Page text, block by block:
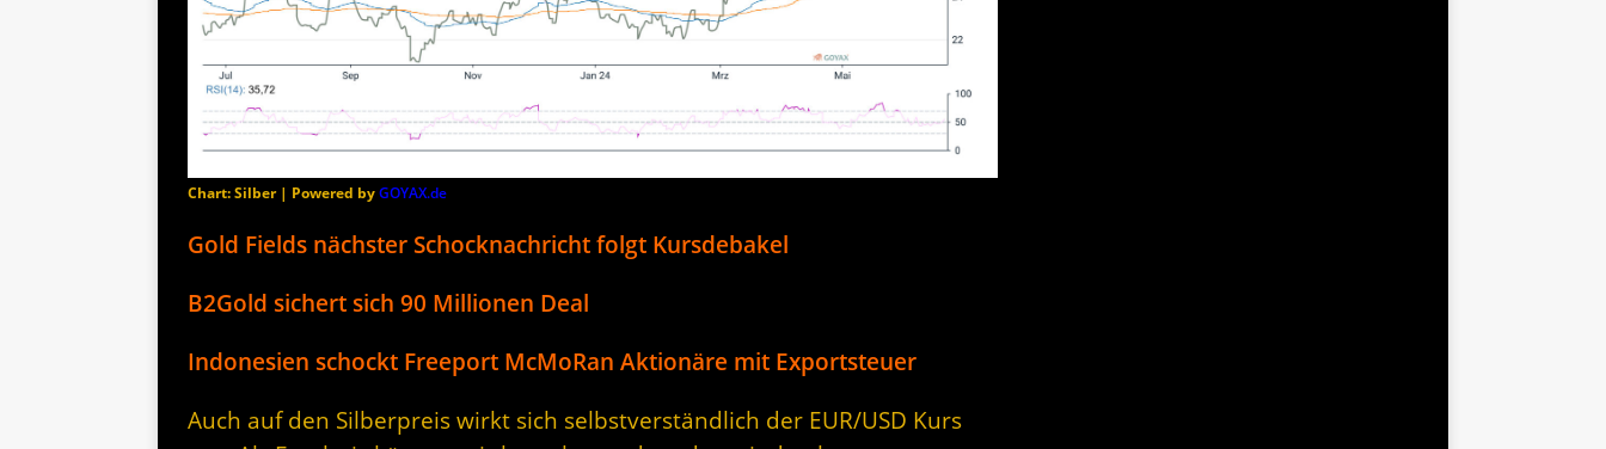
Chart: Silber | Powered byGOYAX.de
Gold Fields nächster Schocknachricht folgt Kursdebakel
B2Gold sichert sich 90 Millionen Deal
Indonesien schockt Freeport McMoRan Aktionäre mit Exportsteuer
Auch auf den Silberpreis wirkt sich selbstverständlich der EUR/USD Kurs